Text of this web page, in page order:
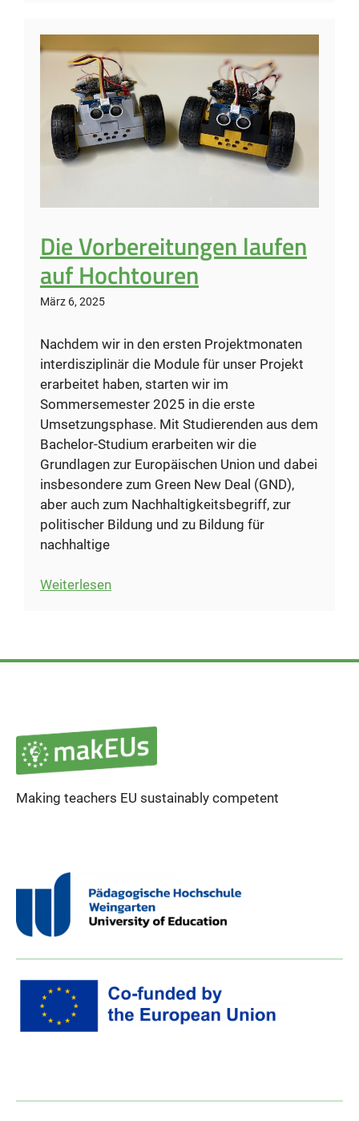
verfügbar
Die Vorbereitungen laufen
auf Hochtouren
März 6, 2025
Nachdem wir in den ersten Projektmonaten
interdisziplinär die Module für unser Projekt
erarbeitet haben, starten wir im
Sommersemester 2025 in die erste
Umsetzungsphase. Mit Studierenden aus dem
Bachelor-Studium erarbeiten wir die
Grundlagen zur Europäischen Union und dabei
insbesondere zum Green New Deal (GND),
aber auch zum Nachhaltigkeitsbegriff, zur
politischer Bildung und zu Bildung für
nachhaltige
Weiterlesen:
auf
Making teachers EU sustainably competent